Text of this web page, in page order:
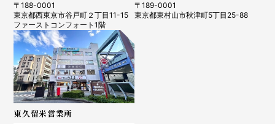
〒188-0001
東京都西東京市谷戸町２丁目11-15
ファーストコンフォート1階
〒189-0001
東京都東村山市秋津町5丁目25-88
東久留米営業所